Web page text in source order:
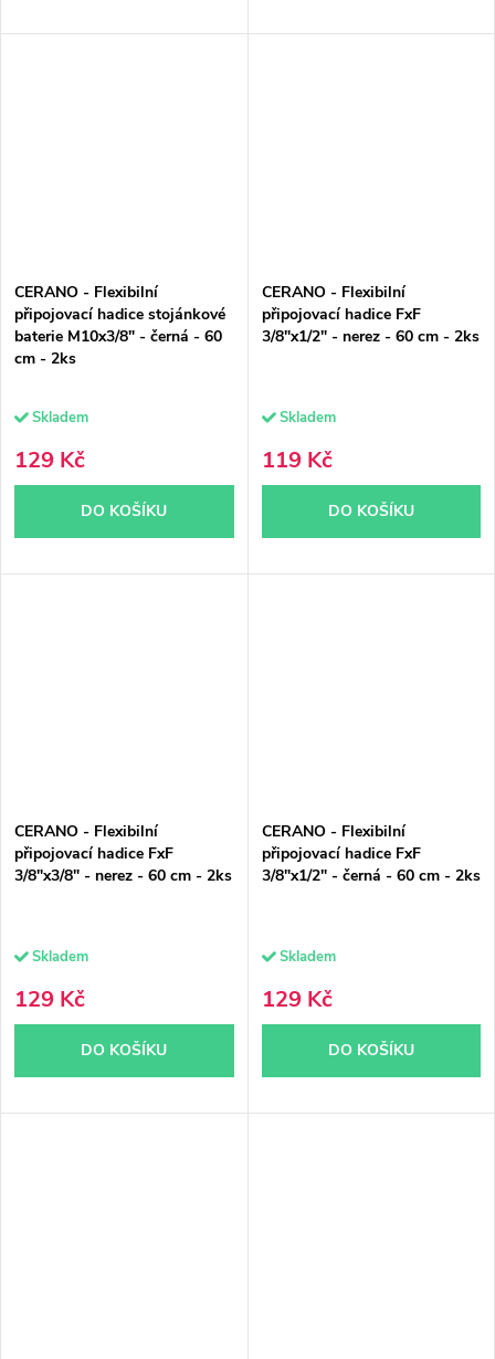
CERANO - Flexibilní
připojovací hadice stojánkové
baterie M10x3/8" - černá - 60
cm - 2ks
Skladem
129 Kč
DO KOŠÍKU
CERANO - Flexibilní
připojovací hadice FxF
3/8"x1/2" - nerez - 60 cm - 2ks
Skladem
119 Kč
DO KOŠÍKU
CERANO - Flexibilní
připojovací hadice FxF
3/8"x3/8" - nerez - 60 cm - 2ks
Skladem
129 Kč
DO KOŠÍKU
CERANO - Flexibilní
připojovací hadice FxF
3/8"x1/2" - černá - 60 cm - 2ks
Skladem
129 Kč
DO KOŠÍKU